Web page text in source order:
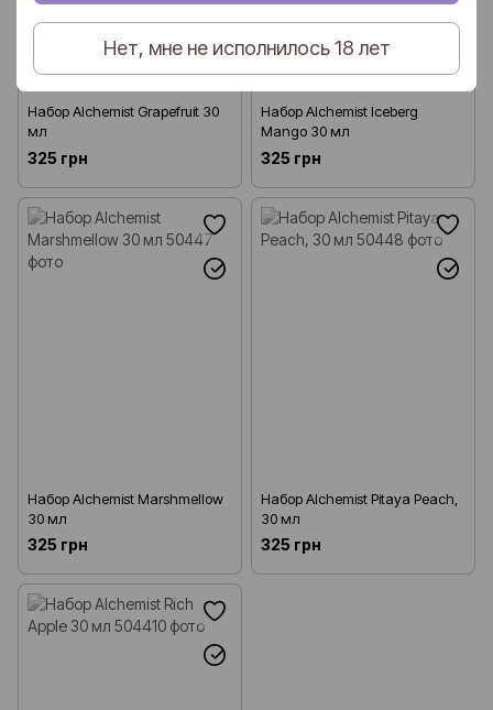
Нет, мне не исполнилось 18 лет
Набор Alchemist Grapefruit 30
мл
325 грн
Набор Alchemist Iceberg
Mango 30 мл
325 грн
Набор Alchemist Marshmellow
30 мл
325 грн
Набор Alchemist Pitaya Peach,
30 мл
325 грн